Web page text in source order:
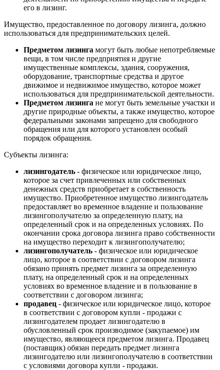
его в лизинг.
Имущество, предоставленное по договору лизинга, должно
использоваться для предпринимательских целей.
Предметом лизинга могут быть любые непотребляемые
вещи, в том числе предприятия и другие
имущественные комплексы, здания, сооружения,
оборудование, транспортные средства и другое
движимое и недвижимое имущество, которое может
использоваться для предпринимательской деятельности.
Предметом лизинга не могут быть земельные участки и
другие природные объекты, а также имущество, которое
федеральными законами запрещено для свободного
обращения или для которого установлен особый
порядок обращения.
Субъекты лизинга:
лизингодатель - физическое или юридическое лицо,
которое за счет привлеченных или собственных
денежных средств приобретает в собственность
имущество. Приобретенное имущество лизингодатель
предоставляет во временное владение и пользование
лизингополучателю за определенную плату, на
определенный срок и на определенных условиях. По
окончании срока договора лизинга право собственности
на имущество переходит к лизингополучателю;
лизингополучатель - физическое или юридическое
лицо, которое в соответствии с договором лизинга
обязано принять предмет лизинга за определенную
плату, на определенный срок и на определенных
условиях во временное владение и в пользование в
соответствии с договором лизинга;
продавец - физическое или юридическое лицо, которое
в соответствии с договором купли - продажи с
лизингодателем продает лизингодателю в
обусловленный срок производимое (закупаемое) им
имущество, являющееся предметом лизинга. Продавец
(поставщик) обязан передать предмет лизинга
лизингодателю или лизингополучателю в соответствии
с условиями договора купли - продажи.